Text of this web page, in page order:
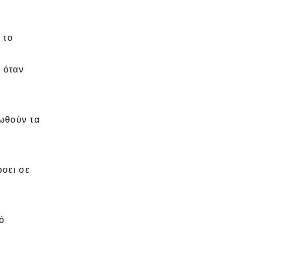
το
τα
σε